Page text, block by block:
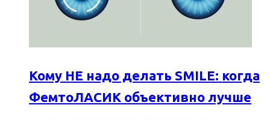
Кому НЕ надо делать SMILE: когда
ФемтоЛАСИК объективно лучше